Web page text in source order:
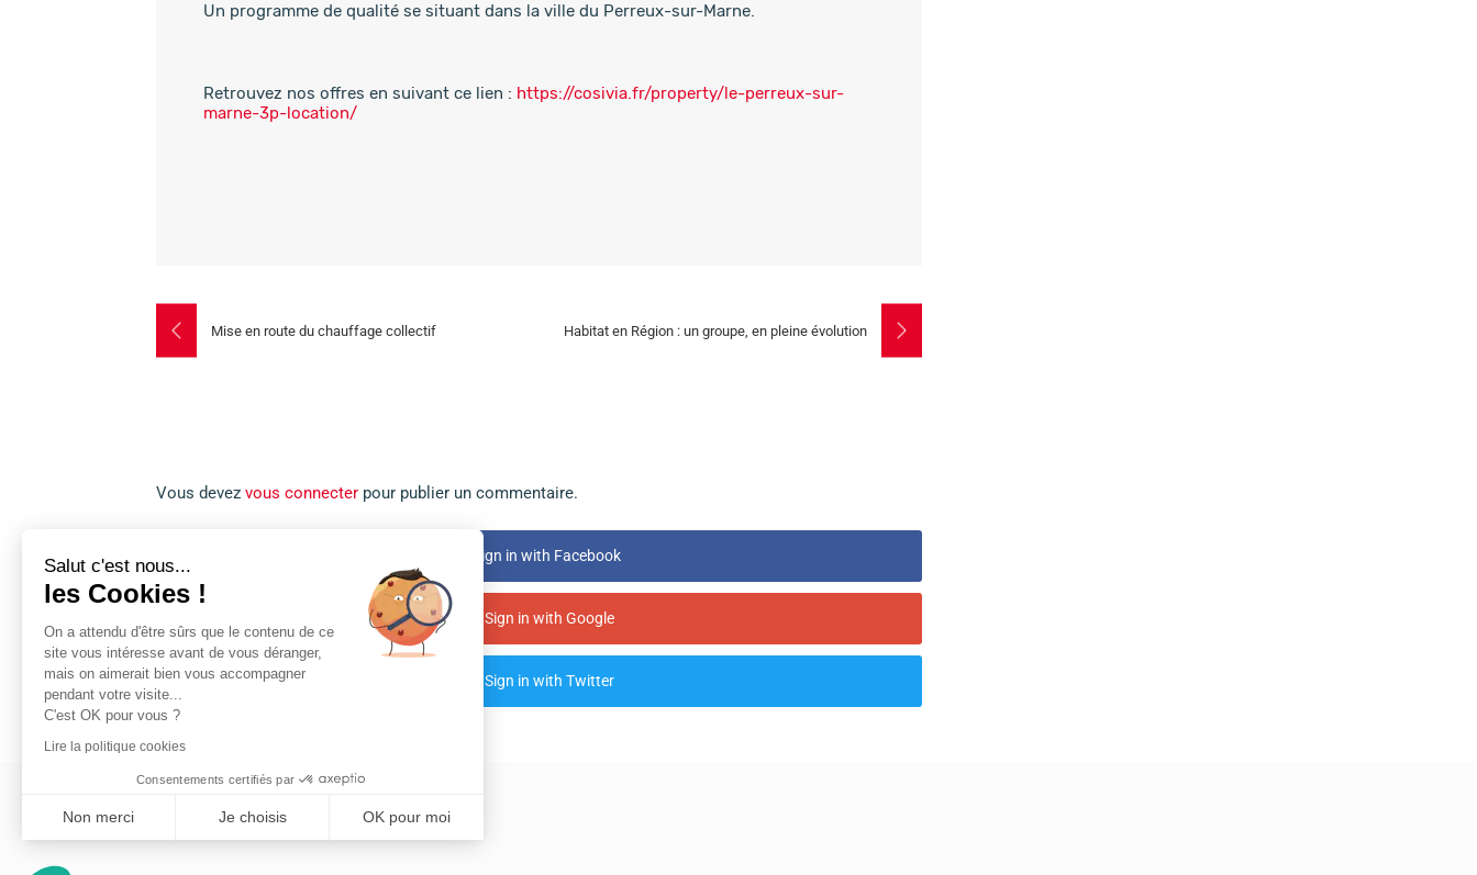
Un programme de qualité se situant dans la ville du Perreux-sur-Marne.
Retrouvez nos offres en suivant ce lien : https://cosivia.fr/property/le-perreux-sur-
marne-3p-location/
Post
navigation
Mise en route du chauffage collectif Habitat en Région : un groupe, en pleine évolution
Vous devez vous connecter pour publier un commentaire.
Sign in with Facebook
Sign in with Google
Sign in with Twitter
Salut c'est nous...
les Cookies !
On a attendu d'être sûrs que le contenu de ce
site vous intéresse avant de vous déranger,
mais on aimerait bien vous accompagner
pendant votre visite...
C'est OK pour vous ?
Lire la politique cookies
Consentements certifiés par
Non merci Je choisis OK pour moi